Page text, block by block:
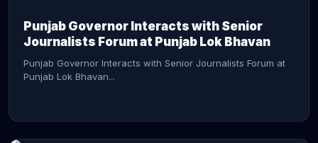
Punjab Governor Interacts with Senior
Journalists Forum at Punjab Lok Bhavan
Punjab Governor Interacts with Senior Journalists Forum at
Punjab Lok Bhavan...